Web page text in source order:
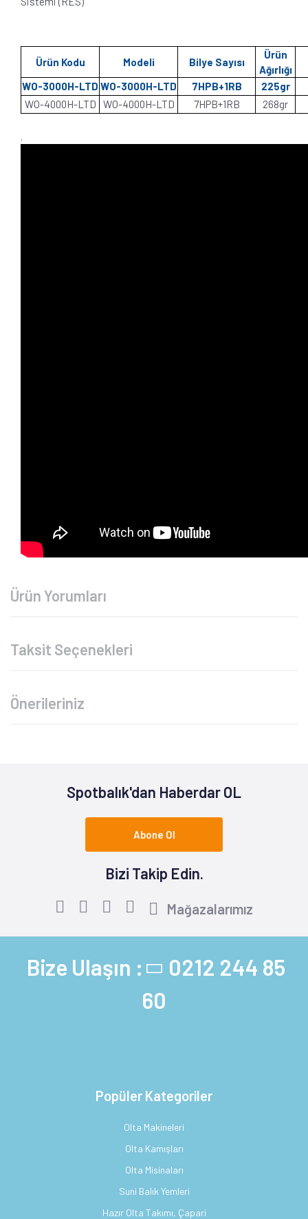
Ürün Kodu Modeli Bilye Sayısı
Ürün
Ağırlığı
WO-3000H-LTD WO-3000H-LTD 7HPB+1RB
225gr
WO-4000H-LTD
WO-4000H-LTD 7HPB+1RB 268gr
Ürün Yorumları
Taksit Seçenekleri
Önerileriniz
Spotbalık'dan Haberdar OL
Abone Ol
Bizi Takip Edin.
Mağazalarımız
Bize Ulaşın : 0212 244 85
60
Popüler Kategoriler
Olta Makineleri
Olta Kamışları
Olta Misinaları
Suni Balık Yemleri
Hazır Olta Takımı, Çapari